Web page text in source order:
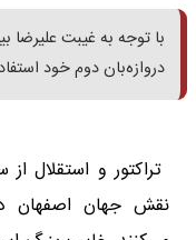
با توجه به غیبت علیرضا
دروازه‌بان دوم خود
نقش جهان اصفهان